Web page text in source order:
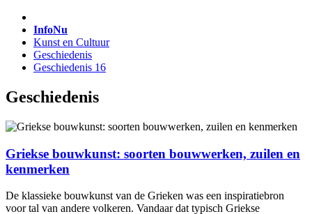
InfoNu
Kunst en Cultuur
Geschiedenis
Geschiedenis 16
Geschiedenis
Griekse bouwkunst: soorten bouwwerken, zuilen en
kenmerken
De klassieke bouwkunst van de Grieken was een inspiratiebron
voor tal van andere volkeren. Vandaar dat typisch Griekse